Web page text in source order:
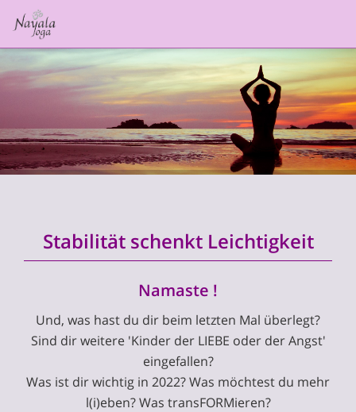
Stabilität schenkt Leichtigkeit
Namaste !
Und, was hast du dir beim letzten Mal überlegt?
Sind dir weitere 'Kinder der LIEBE oder der Angst'
eingefallen?
Was ist dir wichtig in 2022? Was möchtest du mehr
l(i)eben? Was transFORMieren?